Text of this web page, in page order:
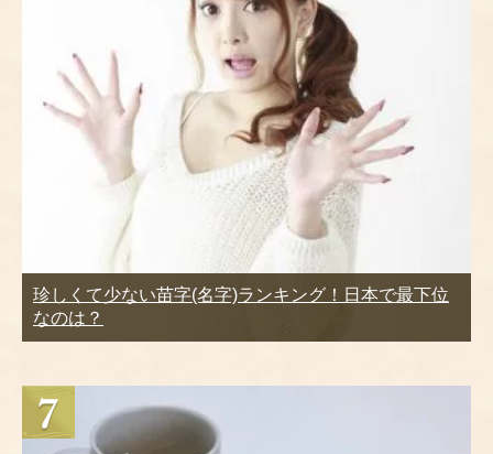
珍しくて少ない苗字(名字)ランキング！日本で最下位
なのは？